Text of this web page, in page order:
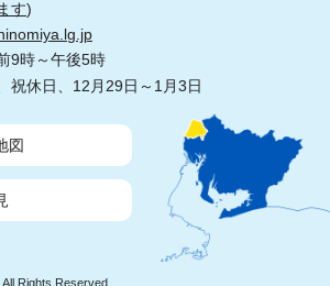
す)
9時～午後5時
祝休日、12月29日～1月3日
図
Rights Reserved.